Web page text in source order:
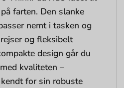
farten. Den slanke
nemt i tasken og
og fleksibelt
design går du
kvaliteten –
for sin robuste